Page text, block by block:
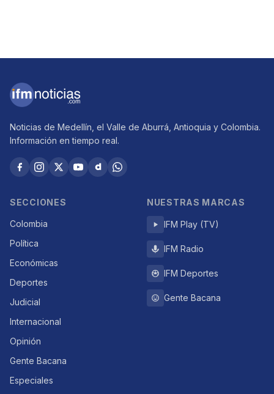
Noticias de Medellín, el Valle de Aburrá, Antioquia y Colombia.
Información en tiempo real.
SECCIONES
Colombia
Política
Económicas
Deportes
Judicial
Internacional
Opinión
Gente Bacana
Especiales
NUESTRAS MARCAS
IFM Play (TV)
IFM Radio
IFM Deportes
Gente Bacana